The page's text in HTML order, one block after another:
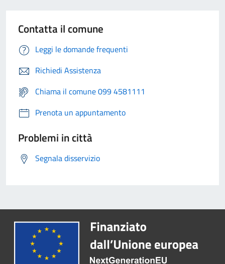
Contatta il comune
Leggi le domande frequenti
Richiedi Assistenza
Chiama il comune 099 4581111
Prenota un appuntamento
Problemi in città
Segnala disservizio